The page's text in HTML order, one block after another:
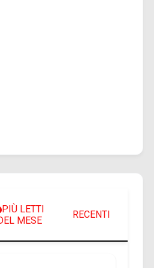
PIÙ LETTI
MESE
RECENTI